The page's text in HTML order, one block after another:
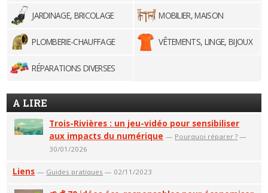
JARDINAGE, BRICOLAGE
MOBILIER, MAISON
PLOMBERIE-CHAUFFAGE VÊTEMENTS, LINGE, BIJOUX
RÉPARATIONS DIVERSES
A LIRE
Trois-Rivières : un jeu-vidéo pour sensibiliser
aux impacts du numérique — Pourquoi réparer ? —
30/01/2026
Liens — Guides pratiques — 02/11/2023